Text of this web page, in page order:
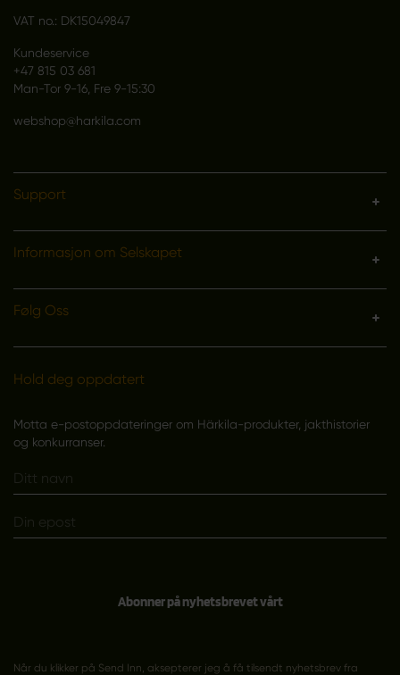
VAT no.: DK15049847
Kundeservice
+47 815 03 681
Man-Tor 9-16, Fre 9-15:30
webshop@harkila.com
Support
Informasjon om Selskapet
Følg Oss
Hold deg oppdatert
Motta e-postoppdateringer om Härkila-produkter, jakthistorier
og konkurranser.
Abonner på nyhetsbrevet vårt
Når du klikker på Send Inn, aksepterer jeg å få tilsendt nyhetsbrev fra